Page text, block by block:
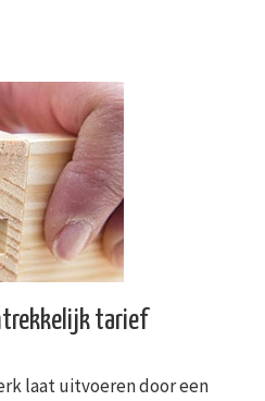
tarief
laat uitvoeren door een